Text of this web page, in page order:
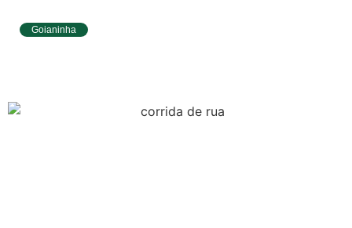
Goianinha